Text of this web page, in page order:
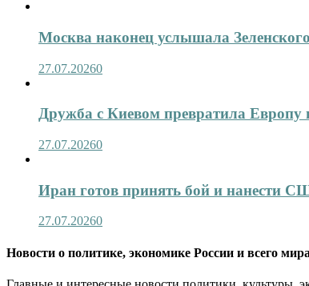
Москва наконец услышала
27.07.20260
Дружба с Киевом превратила Европу
27.07.20260
Иран готов принять бой и нанести
27.07.20260
Новости о политике, экономике России и всего мира